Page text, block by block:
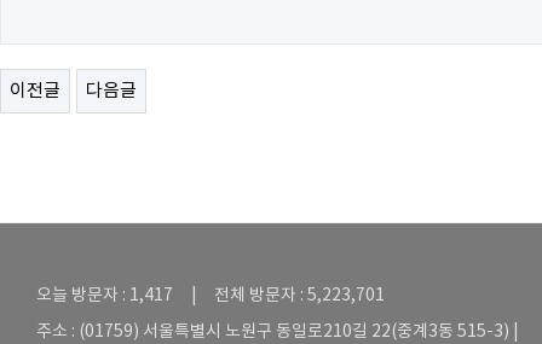
이전글 다음글
오늘 방문자 : 1,417 | 전체 방문자 : 5,223,701
주소 : (01759) 서울특별시 노원구 동일로210길 22(중계3동 515-3) |